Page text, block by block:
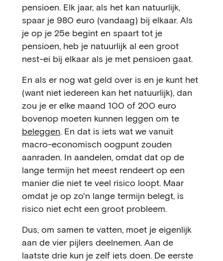
pensioen. Elk jaar, als het kan natuurlijk,
spaar je 980 euro (vandaag) bij elkaar. Als
je op je 25e begint en spaart tot je
pensioen, heb je natuurlijk al een groot
nest-ei bij elkaar als je met pensioen gaat.
En als er nog wat geld over is en je kunt het
(want niet iedereen kan het natuurlijk), dan
zou je er elke maand 100 of 200 euro
bovenop moeten kunnen leggen om te
beleggen. En dat is iets wat we vanuit
macro-economisch oogpunt zouden
aanraden. In aandelen, omdat dat op de
lange termijn het meest rendeert op een
manier die niet te veel risico loopt. Maar
omdat je op zo'n lange termijn belegt, is
risico niet echt een groot probleem.
Dus, om samen te vatten, moet je eigenlijk
aan de vier pijlers deelnemen. Aan de
laatste drie kun je zelf iets doen. De eerste